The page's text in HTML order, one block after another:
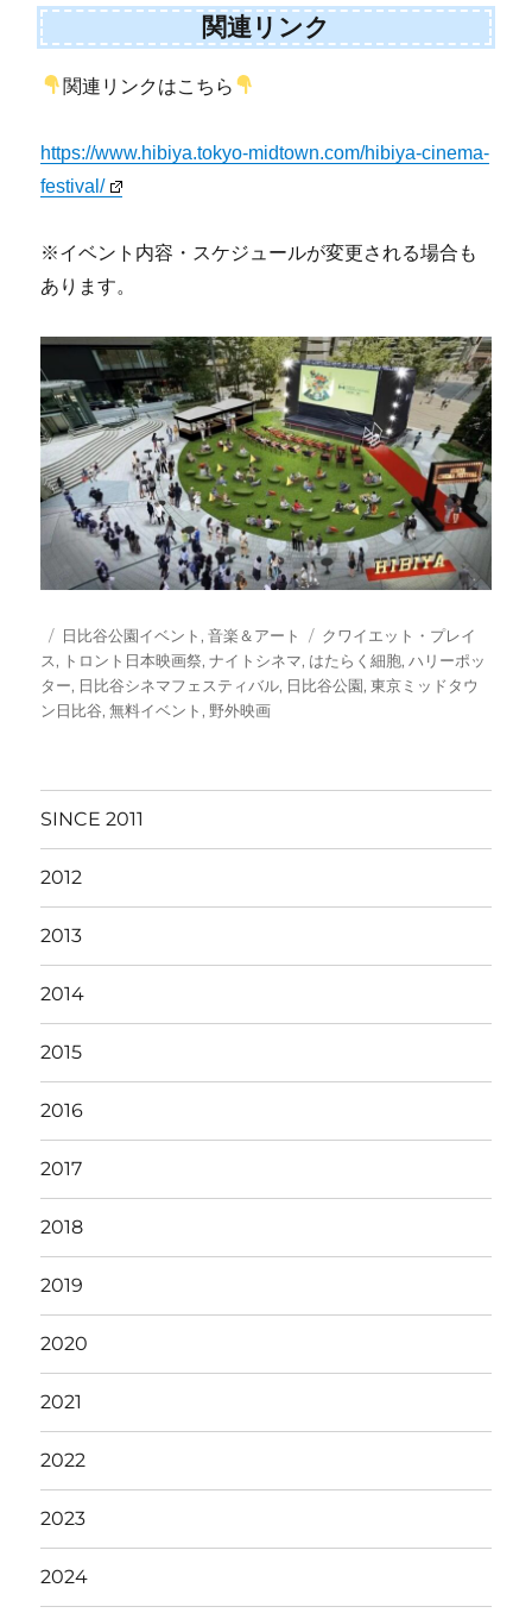
関連リンク
関連リンクはこちら
https://www.hibiya.tokyo-midtown.com/hibiya-cinema-
festival/
※イベント内容・スケジュールが変更される場合も
あります。
投
稿
日:
カ
テ
ゴ
リ
日比谷公園イベント ,音楽＆アート
タ
グ
クワイエット・プレイ
ス, トロント日本映画祭,ナイトシネマ, はたらく細胞,ハリーポッ
ター, 日比谷シネマフェスティバル, 日比谷公園,東京ミッドタウ
ン日比谷,無料イベント , 野外映画
SINCE 2011
2012
2013
2014
2015
2016
2017
2018
2019
2020
2021
2022
2023
2024